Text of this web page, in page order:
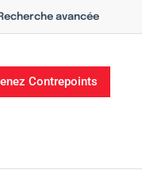
avancée
Contrepoints